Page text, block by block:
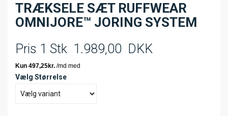
TRÆKSELE SÆT RUFFWEAR
OMNIJORE™ JORING SYSTEM
Pris 1 Stk 1.989,00 DKK
Vælg Størrelse